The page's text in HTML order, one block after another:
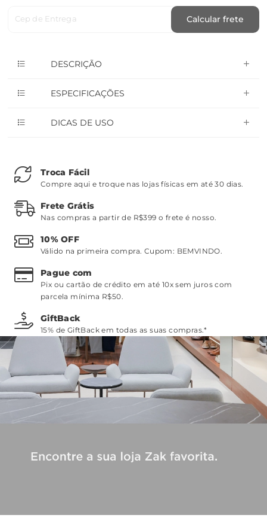
Cep de Entrega Calcular frete
DESCRIÇÃO
ESPECIFICAÇÕES
DICAS DE USO
Troca Fácil
Compre aqui e troque nas lojas físicas em até 30 dias.
Frete Grátis
Nas compras a partir de R$399 o frete é nosso.
10% OFF
Válido na primeira compra. Cupom: BEMVINDO.
Pague com
Pix ou cartão de crédito em até 10x sem juros com
parcela mínima R$50.
GiftBack
15% de GiftBack em todas as suas compras.*